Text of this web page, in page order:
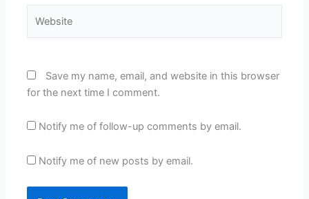
Save my name, email, and website in this browser
for the next time I comment.
Notify me of follow-up comments by email.
Notify me of new posts by email.